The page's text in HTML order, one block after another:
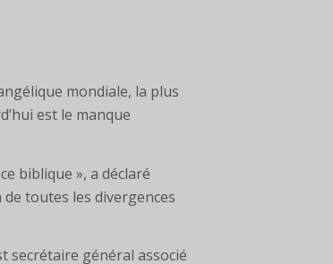
mondiale, la plus
est le manque
biblique », a déclaré
toutes les divergences
secrétaire général associé